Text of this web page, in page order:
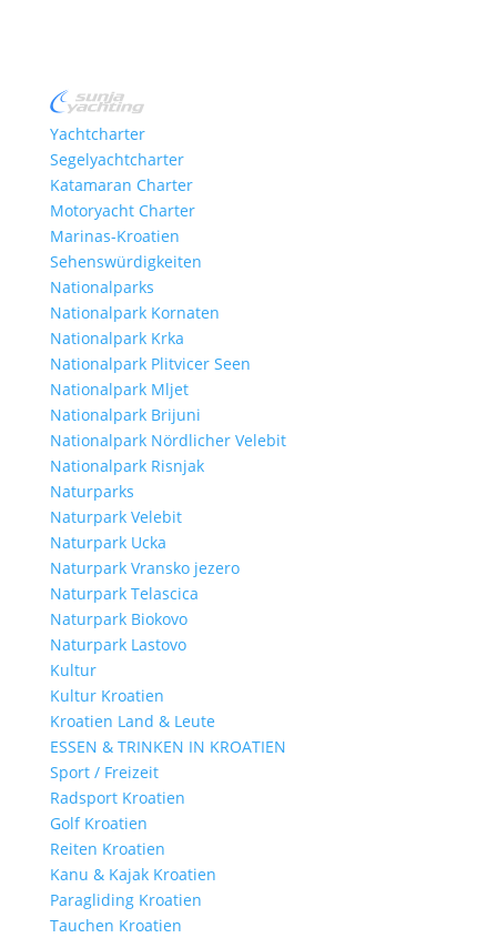
Yachtcharter
Segelyachtcharter
Katamaran Charter
Motoryacht Charter
Marinas-Kroatien
Sehenswürdigkeiten
Nationalparks
Nationalpark Kornaten
Nationalpark Krka
Nationalpark Plitvicer Seen
Nationalpark Mljet
Nationalpark Brijuni
Nationalpark Nördlicher Velebit
Nationalpark Risnjak
Naturparks
Naturpark Velebit
Naturpark Ucka
Naturpark Vransko jezero
Naturpark Telascica
Naturpark Biokovo
Naturpark Lastovo
Kultur
Kultur Kroatien
Kroatien Land & Leute
ESSEN & TRINKEN IN KROATIEN
Sport / Freizeit
Radsport Kroatien
Golf Kroatien
Reiten Kroatien
Kanu & Kajak Kroatien
Paragliding Kroatien
Tauchen Kroatien